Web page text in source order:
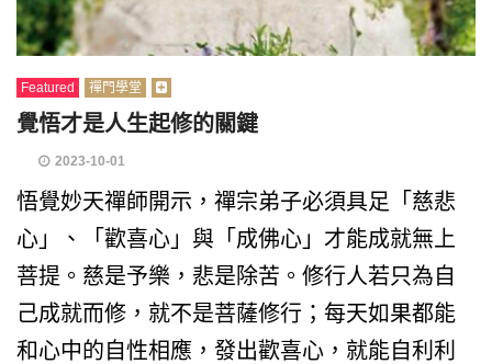
Featured 禪門學堂
覺悟才是人生起修的關鍵
2023-10-01
悟覺妙天禪師開示，禪宗弟子必須具足「慈悲
心」、「歡喜心」與「成佛心」才能成就無上
菩提。慈是予樂，悲是除苦。修行人若只為自
己成就而修，就不是菩薩修行；每天如果都能
和心中的自性相應，發出歡喜心，就能自利利